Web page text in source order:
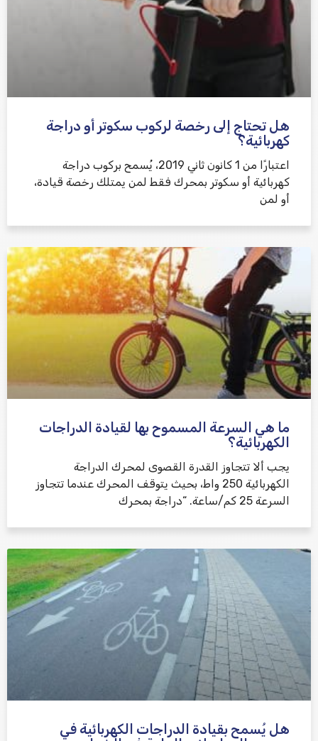
هل تحتاج إلى رخصة لركوب سكوتر أو دراجة
كهربائية؟
اعتبارًا من 1 كانون ثاني 2019، يُسمح بركوب دراجة
كهربائية أو سكوتر بمحرك فقط لمن يمتلك رخصة قيادة،
أو لمن
ما هي السرعة المسموح بها لقيادة الدراجات
الكهربائية؟
يجب ألا تتجاوز القدرة القصوى لمحرك الدراجة
الكهربائية 250 واط، بحيث يتوقف المحرك عندما تتجاوز
السرعة 25 كم/ساعة. “دراجة بمحرك
هل يُسمح بقيادة الدراجات الكهربائية في